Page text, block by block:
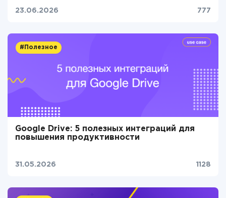
23.06.2026 777
#Полезное
Google Drive: 5 полезных интеграций для
повышения продуктивности
31.05.2026 1128